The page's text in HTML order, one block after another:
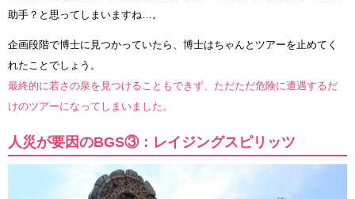
助手？と思ってしまいますね…。
企画段階で博士に見つかっていたら、博士はちゃんとツアーを止めてく
れたことでしょう。
最終的に若さの泉を見つけることもできず、ただただ危険に遭遇するだ
けのツアーになってしまいました。
人災が要因のBGS③：レイジングスピリッツ